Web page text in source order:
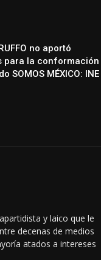
no aportó
para la conformación
SOMOS MÉXICO: INE
y laico que le
decenas de medios
atados a intereses